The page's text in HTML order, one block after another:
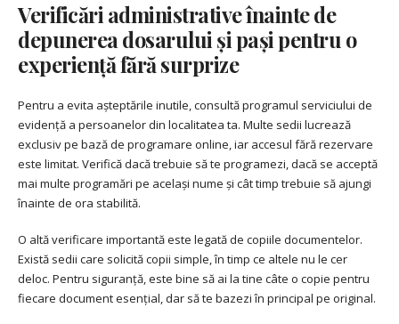
Verificări administrative înainte de
depunerea dosarului și pași pentru o
experiență fără surprize
Pentru a evita așteptările inutile, consultă programul serviciului de
evidență a persoanelor din localitatea ta. Multe sedii lucrează
exclusiv pe bază de programare online, iar accesul fără rezervare
este limitat. Verifică dacă trebuie să te programezi, dacă se acceptă
mai multe programări pe același nume și cât timp trebuie să ajungi
înainte de ora stabilită.
O altă verificare importantă este legată de copiile documentelor.
Există sedii care solicită copii simple, în timp ce altele nu le cer
deloc. Pentru siguranță, este bine să ai la tine câte o copie pentru
fiecare document esențial, dar să te bazezi în principal pe original.